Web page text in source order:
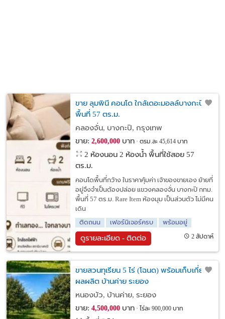
ขาย ลุมพินี คอนโด ใกล้เดอะมอลล์บางกะปิ
พื้นที่ 57 ตร.ม.
คลองจั่น, บางกะปิ, กรุงเทพ
ขาย: 2,600,000บาท ตรม.ละ 45,614 บาท
2 ห้องนอน 2 ห้องน้ำ พื้นที่ใช้สอย 57
ตร.ม.
คอนโดพื้นที่กว้าง ในราคาคุ้มค่า เจ้าของขายเอง ย้ายที่
อยู่จึงจำเป็นต้องปล่อย แขวงคลองจั่น บางกะปิ กทม.
พื้นที่ 57 ตร.ม. Rare Item ห้องมุม เป็นส่วนตัว ไม่มีคน
เดิน
ติดถนน
เฟอร์นิเจอร์ครบ พร้อมอยู่
ดูรายละเอียด - ติดต่อ 2 สัปดาห์
ขายสวนทุเรียน 5 ไร่ (โฉนด) พร้อมเก็บเกี่ยว
ผลผลิต บ้านค่าย ระยอง
หนองบัว, บ้านค่าย, ระยอง
ขาย: 4,500,000บาท ไร่ละ 900,000 บาท